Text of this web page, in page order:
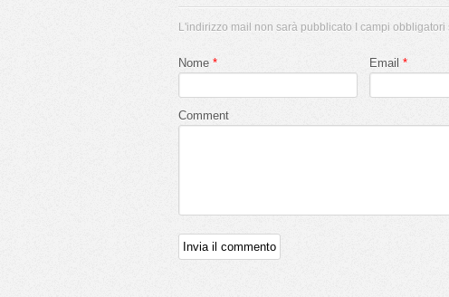
Category:
Tags:
Borgia,Chiesa Cattolica
L'indirizzo mail non sarà pubblicato I campi obbligatori
Nome * Email *
Comment